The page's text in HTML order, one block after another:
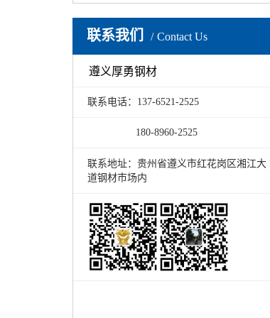
联系我们 Contact Us
遵义厚勇钢材
联系电话：137-6521-2525
180-8960-2525
联系地址：贵州省遵义市红花岗区湘江大
道钢材市场内